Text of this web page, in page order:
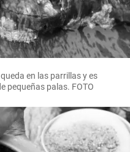
en las parrillas y es
pequeñas palas. FOTO